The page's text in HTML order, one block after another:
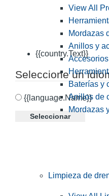
{{country.Text}}
Seleccione un
{{language.Name}}
Seleccionar
View All
Mordazas
Anillos y
Baterías y
Anillos de
Mordazas
Limpieza de